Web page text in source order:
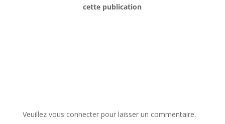
cette publication
Veuillez vous connecter pour laisser un commentaire.